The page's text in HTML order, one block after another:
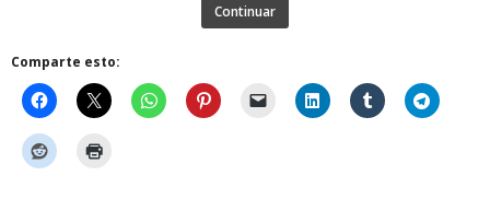
Continuar
Comparte esto: